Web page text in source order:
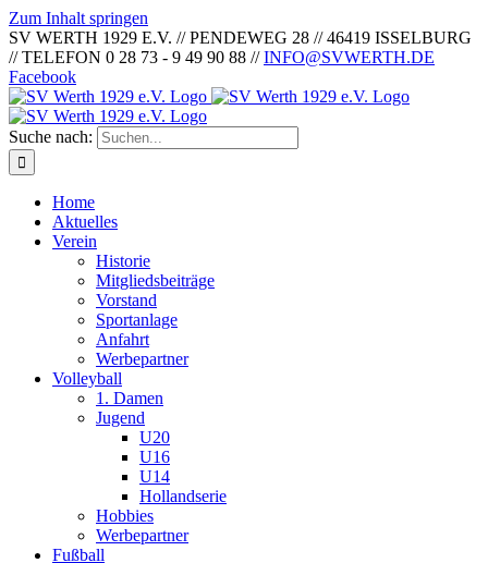
Zum Inhalt springen
SV WERTH 1929 E.V. // PENDEWEG 28 // 46419 ISSELBURG
// TELEFON 0 28 73 - 9 49 90 88 //INFO@SVWERTH.DE
Facebook
Suche nach:
Home
Aktuelles
Verein
Historie
Mitgliedsbeiträge
Vorstand
Sportanlage
Anfahrt
Werbepartner
Volleyball
1. Damen
Jugend
U20
U16
U14
Hollandserie
Hobbies
Werbepartner
Fußball